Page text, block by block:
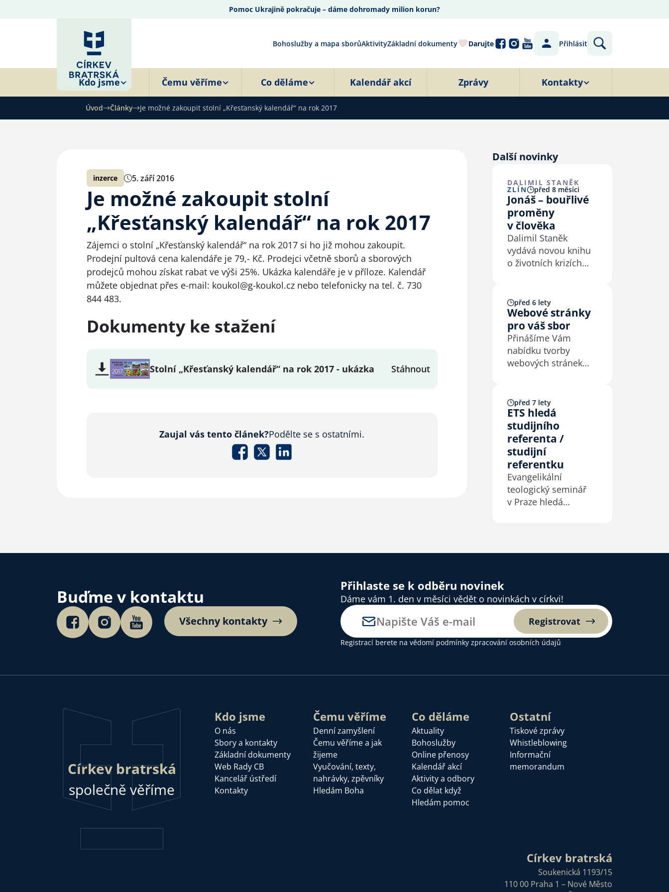
Pomoc Ukrajině pokračuje – dáme dohromady milion korun?
Bohoslužby a mapa sborůAktivityZákladní dokumenty Darujte Přihlásit
Kdo jsme Čemu věříme Co děláme Kalendář akcí Zprávy Kontakty
Úvod Články Je možné zakoupit stolní „Křesťanský kalendář“ na rok 2017
inzerce 5. září 2016
Je možné zakoupit stolní
„Křesťanský kalendář“ na rok 2017
Zájemci o stolní „Křesťanský kalendář“ na rok 2017 si ho již mohou zakoupit.
Prodejní pultová cena kalendáře je 79,- Kč. Prodejci včetně sborů a sborových
prodejců mohou získat rabat ve výši 25%. Ukázka kalendáře je v příloze. Kalendář
můžete objednat přes e-mail: koukol@g-koukol.cz nebo telefonicky na tel. č. 730
844 483.
Dokumenty ke stažení
Stolní „Křesťanský kalendář“ na rok 2017 - ukázka Stáhnout
Zaujal vás tento článek?Podělte se s ostatními.
Další novinky
DALIMIL STANĚK
ZLÍN před 8 měsíci
Jonáš – bouřlivé
proměny
v člověka
Dalimil Staněk
vydává novou knihu
o životních krizích
před 6 lety
Webové stránky
pro váš sbor
Přinášíme Vám
nabídku tvorby
webových stránek
naleznete níže
v příloze tohoto
článku.
před 7 lety
ETS hledá
studijního
referenta /
studijní
referentku
Evangelikální
teologický seminář
v Praze hledá
referentky na plný
příloze.
Buďme v kontaktu
Všechny kontakty
Přihlaste se k odběru novinek
Dáme vám 1. den v měsíci vědět o novinkách v církvi!
Registrovat
Registrací berete na vědomí podmínky zpracování osobních údajů
Církev bratrská
společně věříme
Kdo jsme
O nás
Sbory a kontakty
Základní dokumenty
Web Rady CB
Kancelář ústředí
Kontakty
Čemu věříme
Denní zamyšlení
Čemu věříme a jak
žijeme
Vyučování, texty,
nahrávky, zpěvníky
Hledám Boha
Co děláme
Aktuality
Bohoslužby
Online přenosy
Kalendář akcí
Aktivity a odbory
Co dělat když
Hledám pomoc
Ostatní
Tiskové zprávy
Whistleblowing
Informační
memorandum
Církev bratrská
Soukenická 1193/15
110 00 Praha 1 – Nové Město